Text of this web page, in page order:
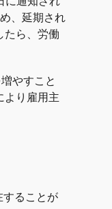
、延期され
たら、労働
やすこと
より雇用主
ることが